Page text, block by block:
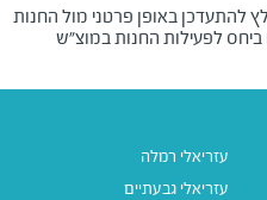
להתעדכן באופן פרטני מול החנות
לפעילות החנות במוצ"ש
עזריאלי רמלה
עזריאלי גבעתיים